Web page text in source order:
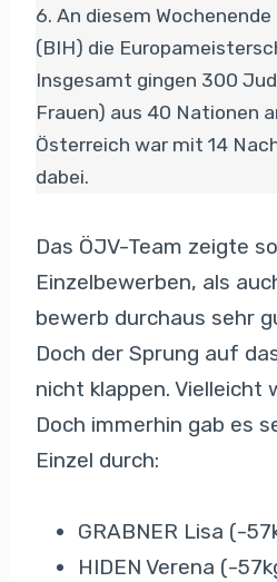
6. An diesem
(BIH) die
Insgesamt gingen 300
Frauen) aus 40 Nationen
Österreich war mit 14
dabei.
Das ÖJV-Team zeigte
Einzelbewerben, als
bewerb durchaus sehr
Doch der Sprung auf
nicht klappen. Vielleicht
Doch immerhin gab es
Einzel durch:
GRABNER Lisa (-
HIDEN Verena (-